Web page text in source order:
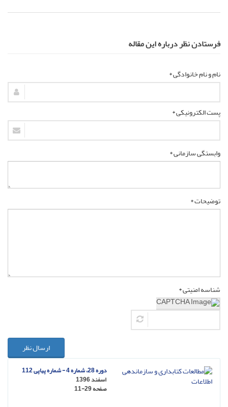
فرستادن نظر درباره این مقاله
نام و نام خانوادگی *
پست الکترونیکی *
وابستگی سازمانی *
توضیحات *
شناسه امنیتی *
ارسال نظر
دوره 28، شماره 4 - شماره پیاپی 112
اسفند 1396
صفحه11-29